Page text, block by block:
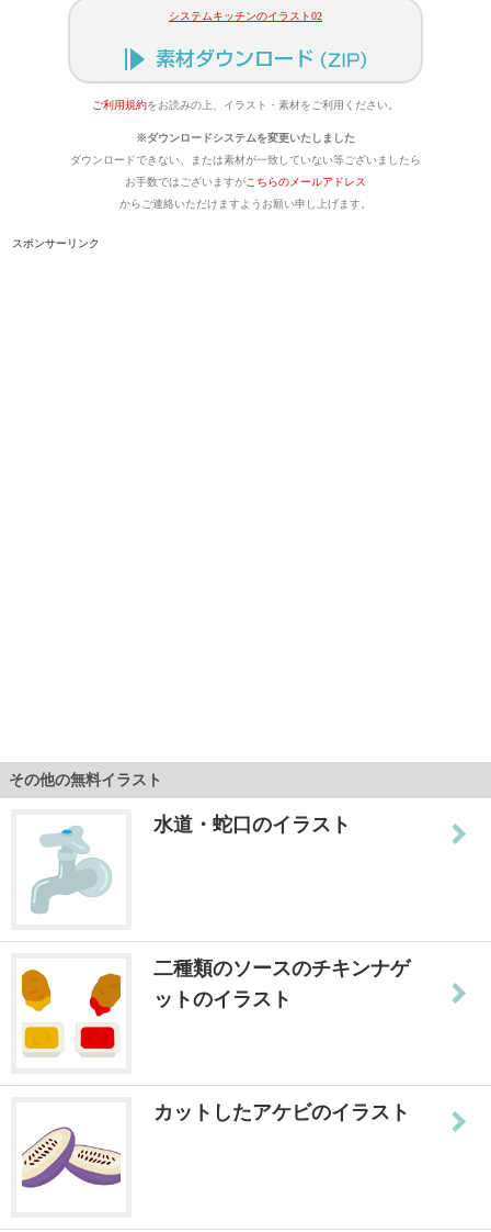
システムキッチンのイラスト02
ご利用規約をお読みの上、イラスト・素材をご利用ください。
※ダウンロードシステムを変更いたしました
ダウンロードできない、または素材が一致していない等ございましたら
お手数ではございますがこちらのメールアドレス
からご連絡いただけますようお願い申し上げます。
スポンサーリンク
その他の無料イラスト
水道・蛇口のイラスト
二種類のソースのチキンナゲ
ットのイラスト
カットしたアケビのイラスト